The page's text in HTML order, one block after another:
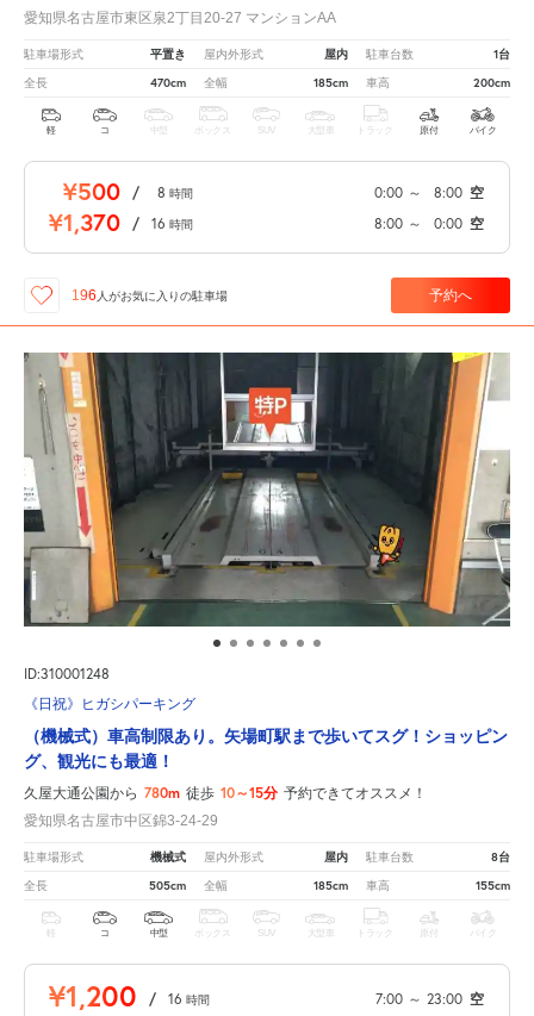
愛知県名古屋市東区泉2丁目20-27 マンションAA
駐車場形式 平置き 屋内外形式 屋内 駐車台数 1台
全長 470cm 全幅 185cm 車高 200cm
軽 コ 中型 ボックス SUV 大型車 トラック 原付 バイク
¥500 / 8 時間 0:00 ～ 8:00 空
¥1,370 / 16 時間 8:00 ～ 0:00 空
196 人がお気に入りの駐車場 予約へ
ID:310001248
《日祝》ヒガシパーキング
（機械式）車高制限あり。矢場町駅まで歩いてスグ！ショッピン
グ、観光にも最適！
久屋大通公園から 780m 徒歩 10～15分 予約できてオススメ！
愛知県名古屋市中区錦3-24-29
駐車場形式 機械式 屋内外形式 屋内 駐車台数 8台
全長 505cm 全幅 185cm 車高 155cm
軽 コ 中型 ボックス SUV 大型車 トラック 原付 バイク
¥1,200 / 16 時間 7:00 ～ 23:00 空